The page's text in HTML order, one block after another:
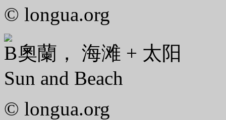
© longua.org
奧蘭， 海滩 + 太阳
Sun and Beach
© longua.org